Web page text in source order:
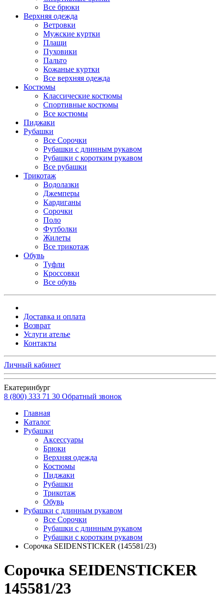
Все брюки
Верхняя одежда
Ветровки
Мужские куртки
Плащи
Пуховики
Пальто
Кожаные куртки
Все верхняя одежда
Костюмы
Классические костюмы
Спортивные костюмы
Все костюмы
Пиджаки
Рубашки
Все Сорочки
Рубашки с длинным рукавом
Рубашки с коротким рукавом
Все рубашки
Трикотаж
Водолазки
Джемперы
Кардиганы
Сорочки
Поло
Футболки
Жилеты
Все трикотаж
Обувь
Туфли
Кроссовки
Все обувь
Доставка и оплата
Возврат
Услуги ателье
Контакты
Личный кабинет
Екатеринбург
8 (800) 333 71 30 Обратный звонок
Главная
Каталог
Рубашки
Аксессуары
Брюки
Верхняя одежда
Костюмы
Пиджаки
Рубашки
Трикотаж
Обувь
Рубашки с длинным рукавом
Все Сорочки
Рубашки с длинным рукавом
Рубашки с коротким рукавом
Сорочка SEIDENSTICKER (145581/23)
Сорочка SEIDENSTICKER
145581/23